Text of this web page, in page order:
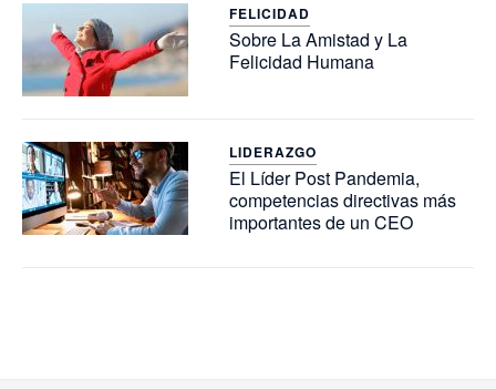
FELICIDAD
Sobre La Amistad y La
Felicidad Humana
LIDERAZGO
El Líder Post Pandemia,
competencias directivas más
importantes de un CEO